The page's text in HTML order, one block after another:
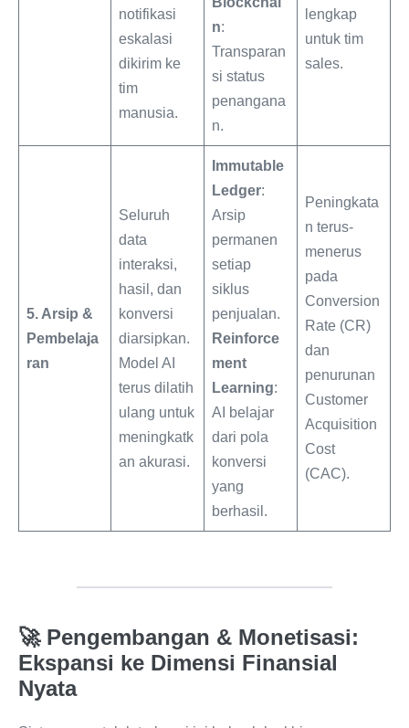
notifikasi
eskalasi
dikirim ke
tim
manusia.
n:
Transparan
si status
penangana
n.
lengkap
untuk tim
sales.
5. Arsip &
Pembelaja
ran
Seluruh
data
interaksi,
hasil, dan
konversi
diarsipkan.
Model AI
terus dilatih
ulang untuk
meningkatk
an akurasi.
Immutable
Ledger:
Arsip
permanen
setiap
siklus
penjualan.
Reinforce
ment
Learning:
AI belajar
dari pola
konversi
yang
berhasil.
Peningkata
n terus-
menerus
pada
Conversion
Rate (CR)
dan
penurunan
Customer
Acquisition
Cost
(CAC).
🚀 Pengembangan & Monetisasi:
Ekspansi ke Dimensi Finansial
Nyata